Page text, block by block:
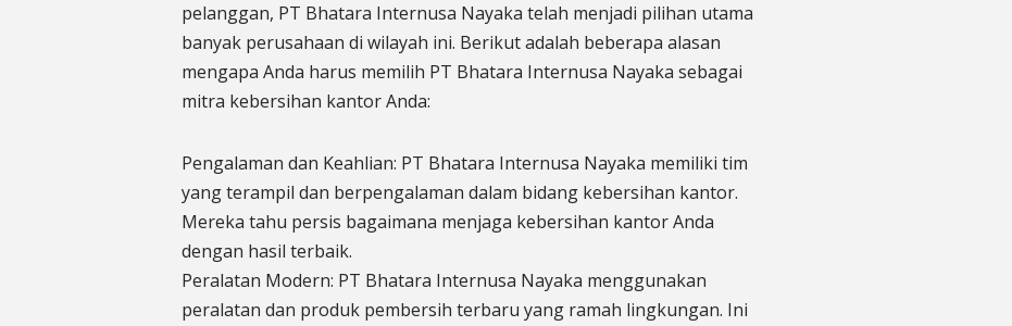
pelanggan, PT Bhatara Internusa Nayaka telah menjadi pilihan utama
banyak perusahaan di wilayah ini. Berikut adalah beberapa alasan
mengapa Anda harus memilih PT Bhatara Internusa Nayaka sebagai
mitra kebersihan kantor Anda:
Pengalaman dan Keahlian: PT Bhatara Internusa Nayaka memiliki tim
yang terampil dan berpengalaman dalam bidang kebersihan kantor.
Mereka tahu persis bagaimana menjaga kebersihan kantor Anda
dengan hasil terbaik.
Peralatan Modern: PT Bhatara Internusa Nayaka menggunakan
peralatan dan produk pembersih terbaru yang ramah lingkungan. Ini